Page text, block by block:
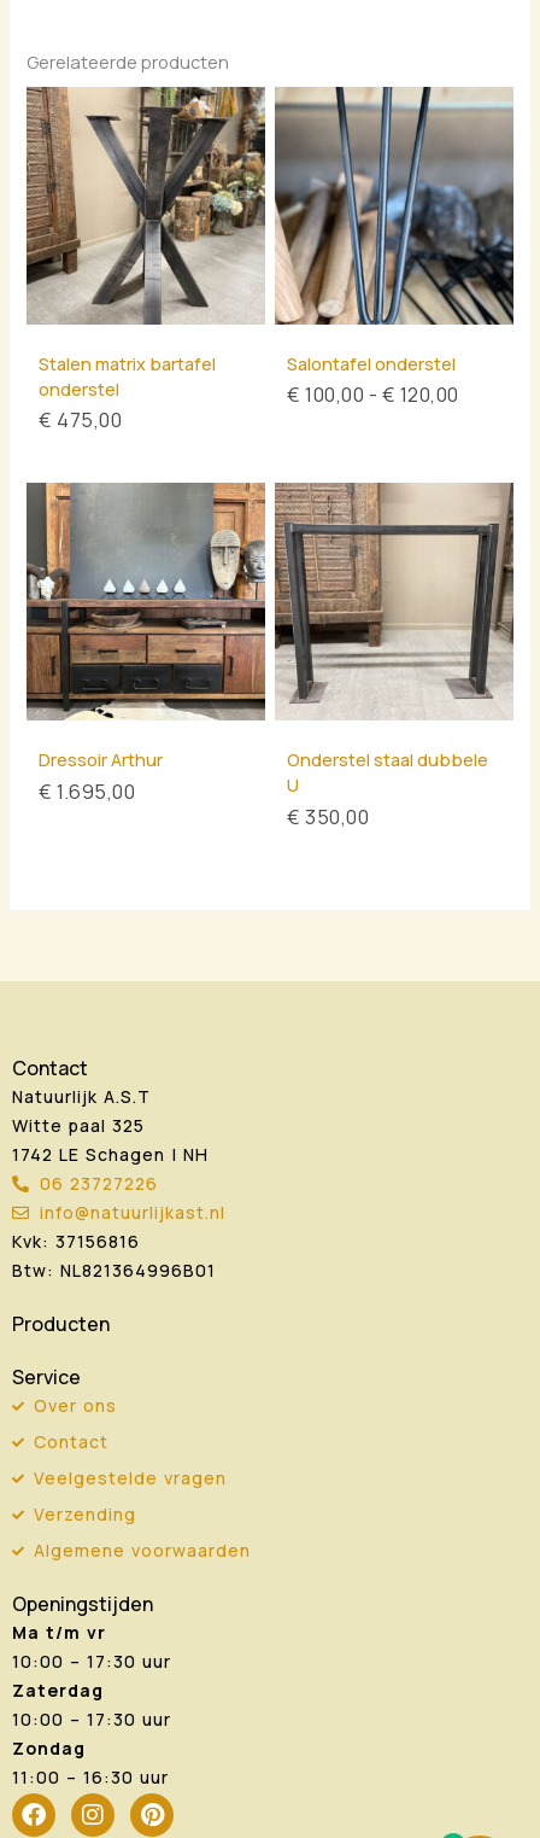
Gerelateerde producten
Stalen matrix bartafel
onderstel
€ 475,00
Salontafel onderstel
€ 100,00 - € 120,00
€ 100,00
€ 120,00
Dressoir Arthur
€ 1.695,00
Onderstel staal dubbele
U
€ 350,00
Contact
Natuurlijk A.S.T
Witte paal 325
1742 LE Schagen | NH
06 23727226
info@natuurlijkast.nl
Kvk: 37156816
Btw: NL821364996B01
Producten
Service
Over ons
Contact
Veelgestelde vragen
Verzending
Algemene voorwaarden
Openingstijden
Ma t/m vr
10:00 – 17:30 uur
Zaterdag
10:00 – 17:30 uur
Zondag
11:00 – 16:30 uur
F
a
I
n
P
i